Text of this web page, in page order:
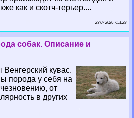
как и скотч-терьер....
23 07 2026 7:51:29
собак. Описание и
кувас.
порода у себя на
от
в других